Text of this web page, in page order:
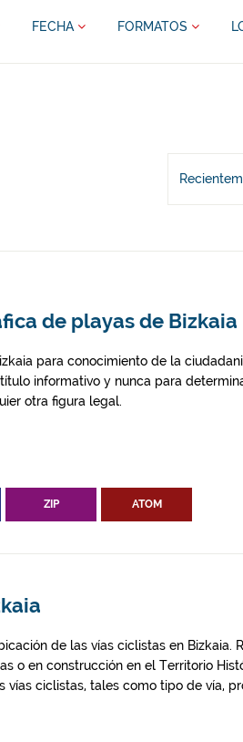
FECHA FORMATOS
de playas de Bizkaia
para conocimiento de la
informativo y nunca para
otra figura legal.
ZIP ATOM
de las vías ciclistas en Bizkaia.
o en construcción en el Territorio
vías ciclistas, tales como tipo de vía,